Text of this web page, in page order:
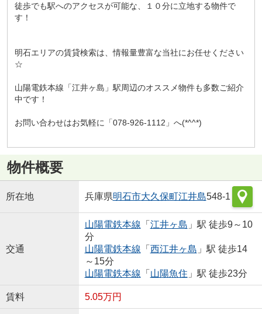
徒歩でも駅へのアクセスが可能な、１０分に立地する物件で
す！
明石エリアの賃貸検索は、情報量豊富な当社にお任せください
☆
山陽電鉄本線「江井ヶ島」駅周辺のオススメ物件も多数ご紹介
中です！
お問い合わせはお気軽に「078-926-1112」へ(*^^*)
物件概要
所在地 兵庫県明石市大久保町江井島548-1
交通
山陽電鉄本線 「 江井ヶ島 」駅 徒歩9～10
分
山陽電鉄本線 「 西江井ヶ島 」駅 徒歩14
～15分
山陽電鉄本線 「 山陽魚住 」駅 徒歩23分
賃料 5.05万円